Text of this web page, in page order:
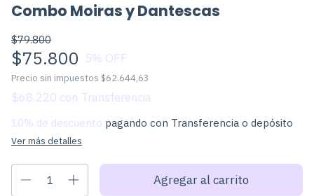
Combo Moiras y Dantescas
$79.800
$75.800 5% OFF
Precio sin impuestos $62.644,63
$68.220 con
10% de descuento pagando con Transferencia o depósito
Ver más detalles